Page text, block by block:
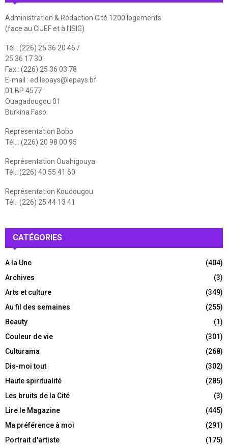
Administration & Rédaction Cité 1200 logements
(face au CIJEF et à l'ISIG)
Tél : (226) 25 36 20 46 /
25 36 17 30
Fax : (226) 25 36 03 78
E-mail : ed.lepays@lepays.bf
01 BP 4577
Ouagadougou 01
Burkina Faso
Représentation Bobo
Tél. : (226) 20 98 00 95
Représentation Ouahigouya
Tél.: (226) 40 55 41 60
Représentation Koudougou
Tél.: (226) 25 44 13 41
CATÉGORIES
A la Une
(404)
Archives
(3)
Arts et culture
(349)
Au fil des semaines
(255)
Beauty
(1)
Couleur de vie
(301)
Culturama
(268)
Dis-moi tout
(302)
Haute spiritualité
(285)
Les bruits de la Cité
(3)
Lire le Magazine
(445)
Ma préférence à moi
(291)
Portrait d'artiste
(175)